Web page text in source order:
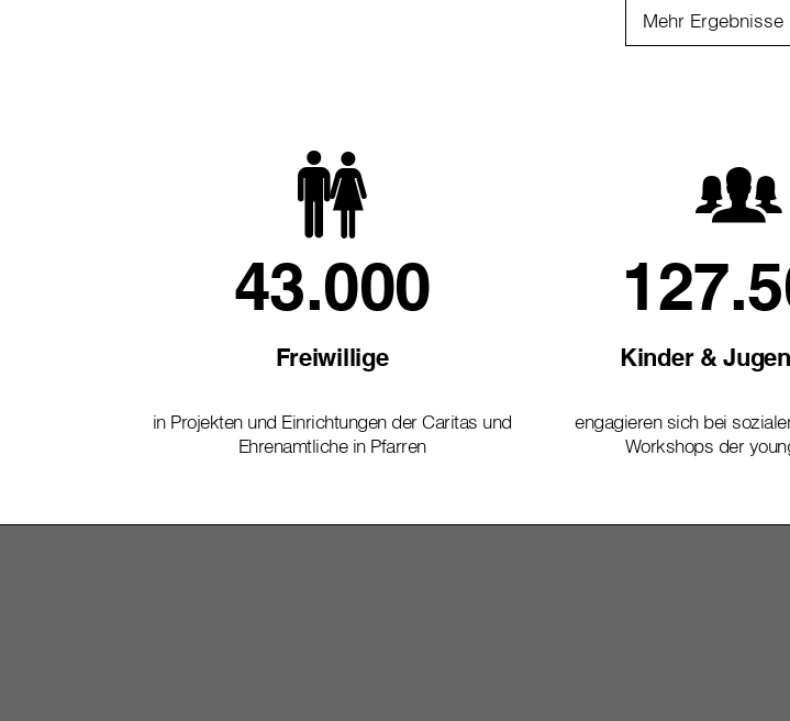
Mehr Ergebnisse
43.000
Freiwillige
in Projekten und Einrichtungen der Caritas und
Ehrenamtliche in Pfarren
Kinder &
engagieren sich bei
Workshops der